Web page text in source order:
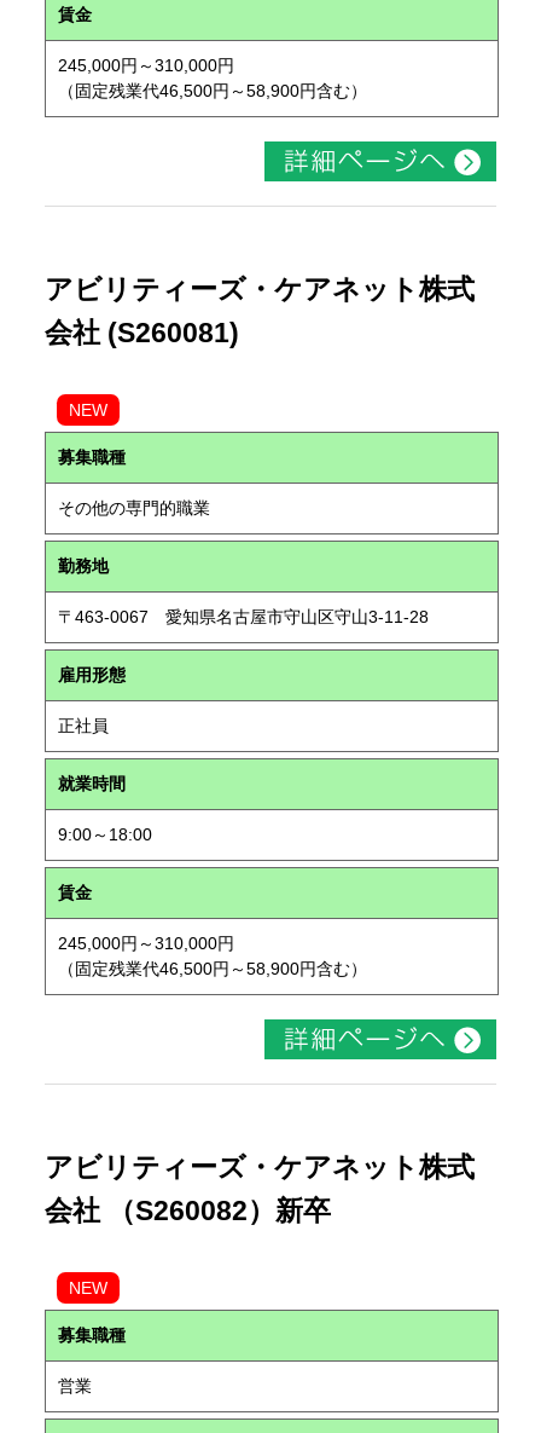
賃金
245,000円～310,000円
（固定残業代46,500円～58,900円含む）
アビリティーズ・ケアネット株式
会社 (S260081)
NEW
募集職種
その他の専門的職業
勤務地
〒463-0067 愛知県名古屋市守山区守山3-11-28
雇用形態
正社員
就業時間
9:00～18:00
賃金
245,000円～310,000円
（固定残業代46,500円～58,900円含む）
アビリティーズ・ケアネット株式
会社 （S260082）新卒
NEW
募集職種
営業